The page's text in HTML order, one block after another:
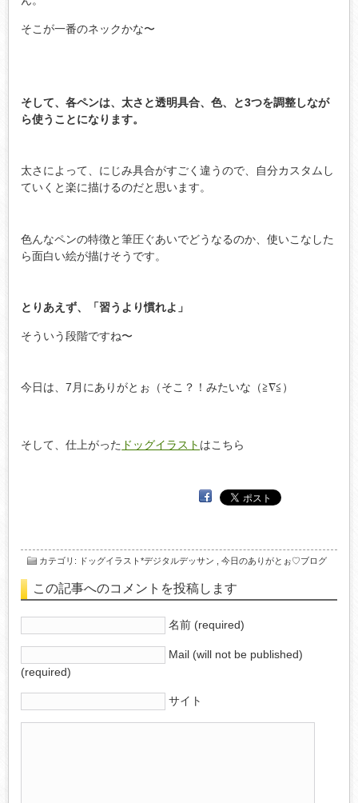
そこが一番のネックかな〜
そして、各ペンは、太さと透明具合、色、と3つを調整しなが
ら使うことになります。
太さによって、にじみ具合がすごく違うので、自分カスタムし
ていくと楽に描けるのだと思います。
色んなペンの特徴と筆圧ぐあいでどうなるのか、使いこなした
ら面白い絵が描けそうです。
とりあえず、「習うより慣れよ」
そういう段階ですね〜
今日は、7月にありがとぉ（そこ？！みたいな（≧∇≦）
そして、仕上がった ドッグイラスト はこちら
カテゴリ : ドッグイラスト*デジタルデッサン 今日のありがとぉ♡ブログ
この記事へのコメントを投稿します
名前 (required)
Mail (will not be published)
(required)
サイト